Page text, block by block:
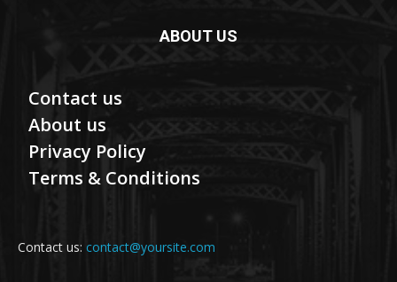
ABOUT US
Contact us
About us
Privacy Policy
Terms & Conditions
Contact us: contact@yoursite.com